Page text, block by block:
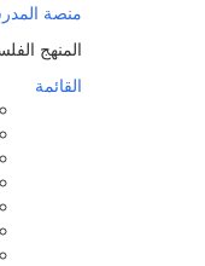
منصة
المنهج
القائمة